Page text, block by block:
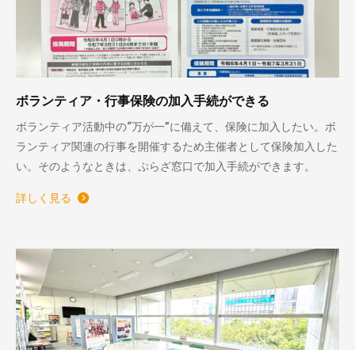
ボランティア・行事保険の加入手続ができる
ボランティア活動中の“万が一”に備えて、保険に加入したい。ボ
ランティア関連の行事を開催するため主催者として保険加入した
い。そのようなときは、ぷらざ窓口で加入手続ができます。
詳しく見る